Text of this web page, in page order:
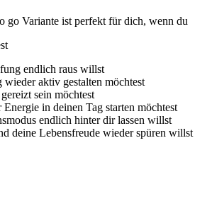
go Variante ist perfekt für dich, wenn du
endlich raus willst
wieder aktiv gestalten möchtest
sein möchtest
in deinen Tag starten möchtest
endlich hinter dir lassen willst
deine Lebensfreude wieder spüren willst